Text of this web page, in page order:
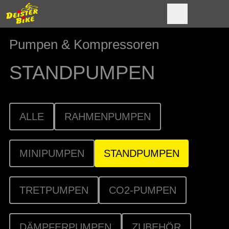
Pumpen & Kompressoren
STANDPUMPEN
ALLE RAHMENPUMPEN
MINIPUMPEN STANDPUMPEN
TRETPUMPEN CO2-PUMPEN